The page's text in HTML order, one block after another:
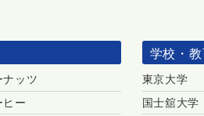
ナッツ
ヒー
学校・
東京大学
国士舘大学